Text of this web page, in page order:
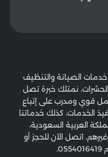
الصيانة والتنظيف
نمتلك خبرة تصل
عمل قوي ومدرب على إتباع
الخدمات، كذلك خدماتنا
العربية السعودية،
اتصل الآن للحجز أو